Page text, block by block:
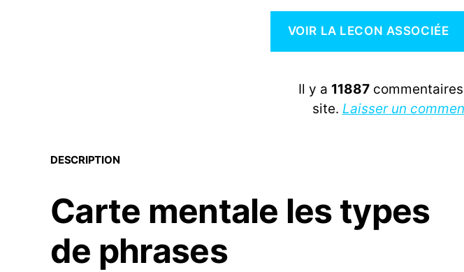
VOIR LA LECON ASSOCIÉE
Il y a 11887
site. Laisser un
DESCRIPTION
Carte mentale les types
de phrases